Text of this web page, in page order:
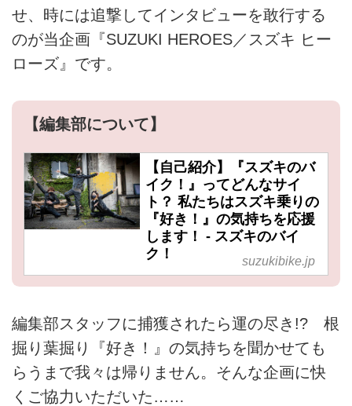
せ、時には追撃してインタビューを敢行する
のが当企画『SUZUKI HEROES／スズキ ヒー
ローズ』です。
【編集部について】
【自己紹介】『スズキのバ
イク！』ってどんなサイ
ト？ 私たちはスズキ乗りの
『好き！』の気持ちを応援
します！ - スズキのバイ
ク！
suzukibike.jp
編集部スタッフに捕獲されたら運の尽き!? 根
掘り葉掘り『好き！』の気持ちを聞かせても
らうまで我々は帰りません。そんな企画に快
くご協力いただいた……